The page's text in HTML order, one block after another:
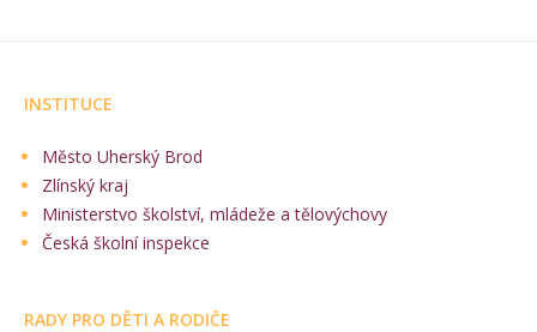
INSTITUCE
Město Uherský Brod
Zlínský kraj
Ministerstvo školství, mládeže a tělovýchovy
Česká školní inspekce
RADY PRO DĚTI A RODIČE